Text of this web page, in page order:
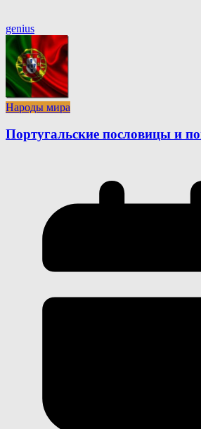
genius
Народы мира
Португальские пословицы и